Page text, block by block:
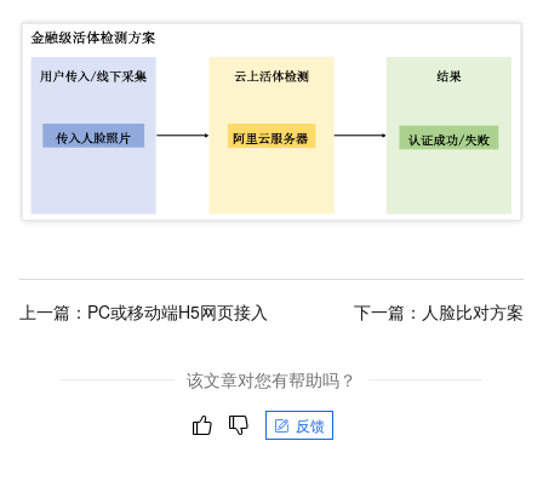
上一篇： PC或移动端H5网页接入 下一篇： 人脸比对方案
该文章对您有帮助吗？
反馈